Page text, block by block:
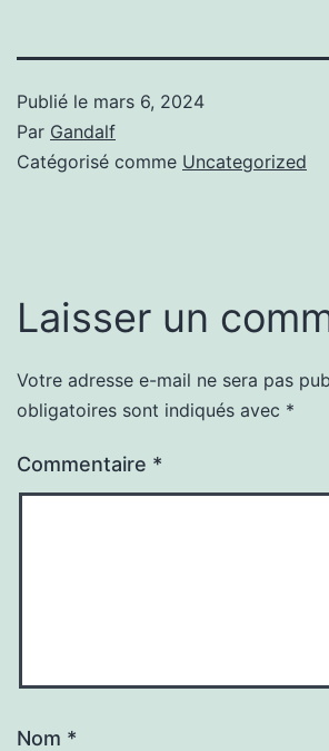
Publié le mars 6, 2024
Par Gandalf
Catégorisé comme Uncategorized
Laisser un
Votre adresse e-mail ne sera pas
obligatoires sont indiqués avec *
Commentaire *
Nom *